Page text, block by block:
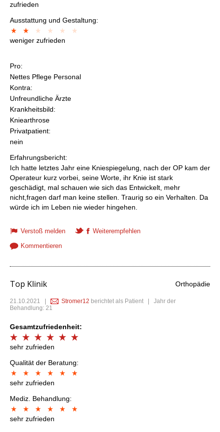
zufrieden
Ausstattung und Gestaltung:
weniger zufrieden
Pro:
Nettes Pflege Personal
Kontra:
Unfreundliche Ärzte
Krankheitsbild:
Kniearthrose
Privatpatient:
nein
Erfahrungsbericht:
Ich hatte letztes Jahr eine Kniespiegelung, nach der OP kam der
Operateur kurz vorbei, seine Worte, ihr Knie ist stark
geschädigt, mal schauen wie sich das Entwickelt, mehr
nicht,fragen darf man keine stellen. Traurig so ein Verhalten. Da
würde ich im Leben nie wieder hingehen.
Verstoß melden
Weiterempfehlen
Kommentieren
Top Klinik Orthopädie
21.10.2021 Stromer12 berichtet als Patient | Jahr der
Behandlung: 21
Gesamtzufriedenheit:
sehr zufrieden
Qualität der Beratung:
sehr zufrieden
Mediz. Behandlung:
sehr zufrieden